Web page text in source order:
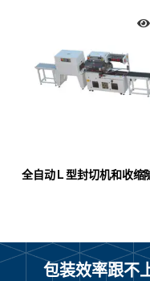
全自动 L 型封切机和收缩
包装效率跟不